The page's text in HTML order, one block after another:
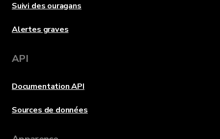
Suivi des ouragans
Alertes graves
API
Documentation API
Sources de données